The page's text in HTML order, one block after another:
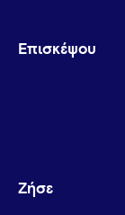
Επισκέψου
Ζήσε